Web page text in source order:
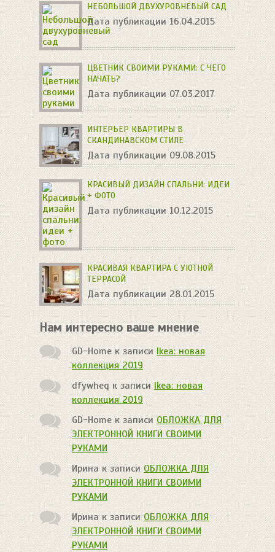
НЕБОЛЬШОЙ ДВУХУРОВНЕВЫЙ САД
Дата публикации 16.04.2015
ЦВЕТНИК СВОИМИ РУКАМИ: С ЧЕГО
НАЧАТЬ?
Дата публикации 07.03.2017
ИНТЕРЬЕР КВАРТИРЫ В
СКАНДИНАВСКОМ СТИЛЕ
Дата публикации 09.08.2015
КРАСИВЫЙ ДИЗАЙН СПАЛЬНИ: ИДЕИ
+ ФОТО
Дата публикации 10.12.2015
КРАСИВАЯ КВАРТИРА С УЮТНОЙ
ТЕРРАСОЙ
Дата публикации 28.01.2015
Нам интересно ваше мнение
GD-Homeк записиIkea: новая
коллекция 2019
dfywheq к записиIkea: новая
коллекция 2019
GD-Home к записи ОБЛОЖКА ДЛЯ
ЭЛЕКТРОННОЙ КНИГИ СВОИМИ
РУКАМИ
Ирина к записиОБЛОЖКА ДЛЯ
ЭЛЕКТРОННОЙ КНИГИ СВОИМИ
РУКАМИ
Иринак записиОБЛОЖКА ДЛЯ
ЭЛЕКТРОННОЙ КНИГИ СВОИМИ
РУКАМИ